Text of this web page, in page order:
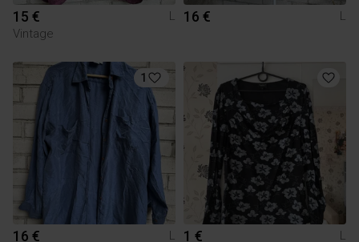
15 €
L
Vintage
16 € L
1
16 €
L
1 € L